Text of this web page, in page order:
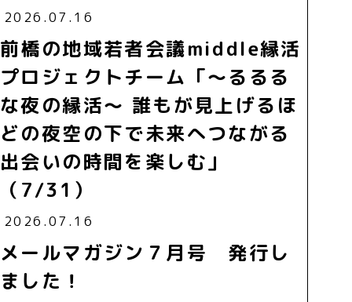
2026.07.16
前橋の地域若者会議middle縁活
プロジェクトチーム「～るるる
な夜の縁活～ 誰もが見上げるほ
どの夜空の下で未来へつながる
出会いの時間を楽しむ」
（7/31）
2026.07.16
メールマガジン７月号 発行し
ました！